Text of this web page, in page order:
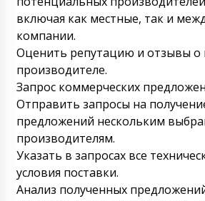
включая как местные, так и
компании.
Оценить репутацию и отзывы о
производителе.
Запрос коммерческих
Отправить запросы на
предложений нескольким
производителям.
Указать в запросах все
условия поставки.
Анализ полученных
вами свяжется менеджер,
времени доставки в ваш
Алла
Машина для наполнения и запайки
пластиковых туб HX-6 в Вологду?
сроки доставка условия
07/
Роман Цибульский
Алла, добрый день, мы
запрос на email. Через 15
наше КП на эту модель